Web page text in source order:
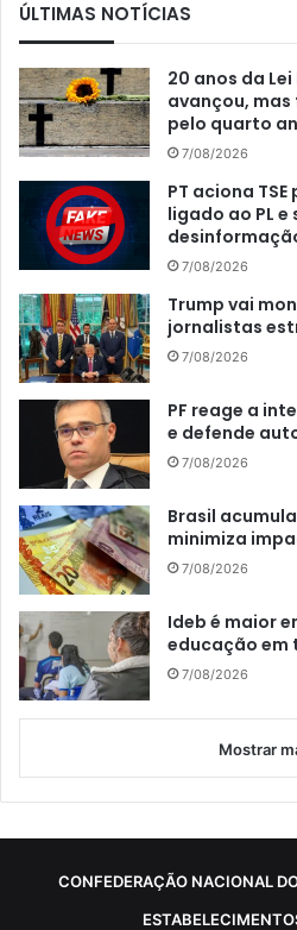
ÚLTIMAS NOTÍCIAS
20 anos da
avançou,
pelo quarto
7/08/2026
PT aciona
ligado ao PL e
7/08/2026
Trump vai
jornalistas
7/08/2026
PF reage a
e defende
7/08/2026
Brasil
minimiza
7/08/2026
Ideb é maior
educação em
7/08/2026
Mostrar
CONFEDERAÇÃO NACIONAL